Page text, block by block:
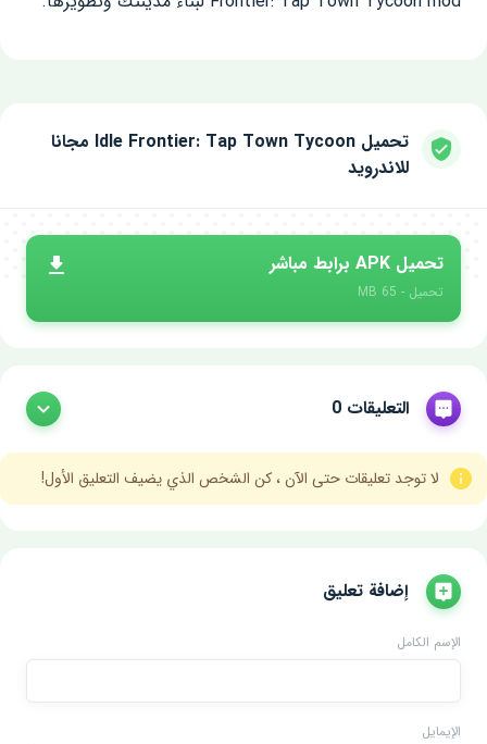
تحميل Idle Frontier: Tap Town Tycoon مجانا
للاندرويد
تحميل APK برابط مباشر
تحميل - 65 MB
التعليقات 0
لا توجد تعليقات حتى الآن ، كن الشخص الذي يضيف التعليق الأول!
إضافة تعليق
الإسم الكامل
الإيمايل